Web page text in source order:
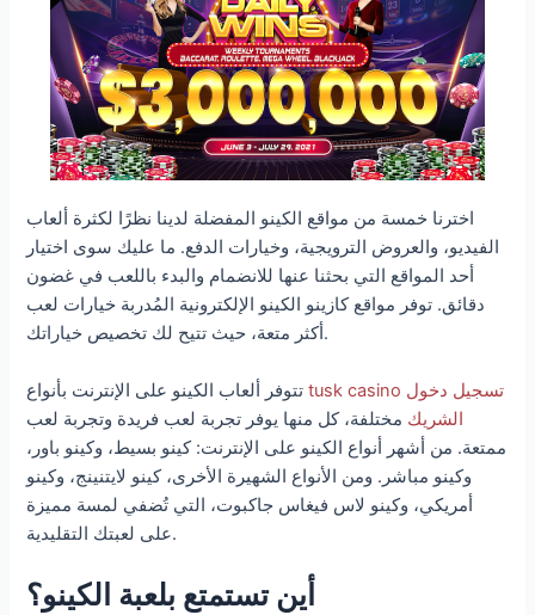
اخترنا خمسة من مواقع الكينو المفضلة لدينا نظرًا لكثرة ألعاب
الفيديو، والعروض الترويجية، وخيارات الدفع. ما عليك سوى اختيار
أحد المواقع التي بحثنا عنها للانضمام والبدء باللعب في غضون
دقائق. توفر مواقع كازينو الكينو الإلكترونية المُدربة خيارات لعب
أكثر متعة، حيث تتيح لك تخصيص خياراتك.
تتوفر ألعاب الكينو على الإنترنت بأنواعtusk casino تسجيل دخول
الشريك مختلفة، كل منها يوفر تجربة لعب فريدة وتجربة لعب
ممتعة. من أشهر أنواع الكينو على الإنترنت: كينو بسيط، وكينو باور،
وكينو مباشر. ومن الأنواع الشهيرة الأخرى، كينو لايتنينج، وكينو
أمريكي، وكينو لاس فيغاس جاكبوت، التي تُضفي لمسة مميزة
على لعبتك التقليدية.
أين تستمتع بلعبة الكينو؟